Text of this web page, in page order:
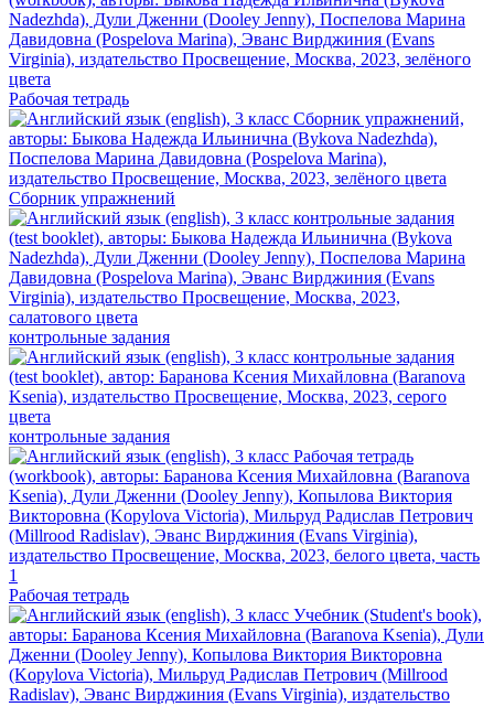
Рабочая тетрадь
Сборник упражнений
контрольные задания
контрольные задания
Рабочая тетрадь